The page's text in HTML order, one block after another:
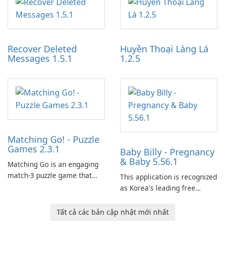
optimize the gaming
experience for Grand Theft
Auto IV.
partnerships and integrated
tools for content distribution
and audience engagement.
Recover Deleted
Messages 1.5.1
Huyền Thoại Làng Lá
1.2.5
Matching Go! - Puzzle
Games 2.3.1
Matching Go is an engaging
match-3 puzzle game that
Ollie, on an adventurous
Baby Billy - Pregnancy
& Baby 5.56.1
This application is recognized
as Korea's leading free
baby tracking, offering
Tất cả các bản cập nhật mới nhất